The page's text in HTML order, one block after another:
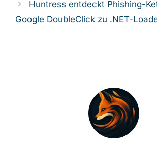
Kategorien
Cybersicherheit Nachrichten
Google DoubleClick zu .NET-Loader